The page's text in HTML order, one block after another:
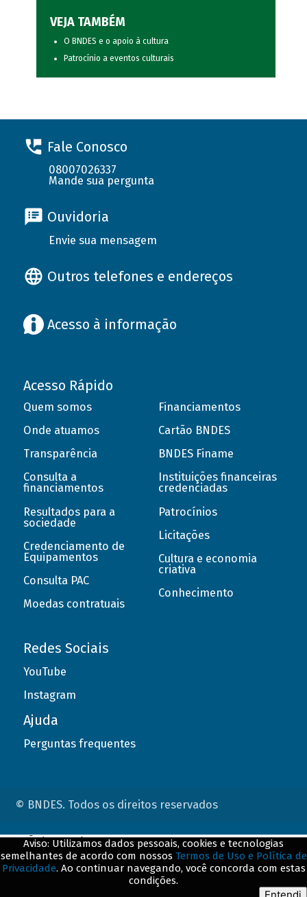
VEJA TAMBÉM
O BNDES e o apoio à cultura
Patrocínio a eventos culturais
Fale Conosco
08007026337
Mande sua pergunta
Ouvidoria
Envie sua mensagem
Outros telefones e endereços
Acesso à informação
Acesso Rápido
Quem somos
Onde atuamos
Transparência
Consulta a
financiamentos
Resultados para a
sociedade
Credenciamento de
Equipamentos
Consulta PAC
Moedas contratuais
Financiamentos
Cartão BNDES
BNDES Finame
Instituições financeiras
credenciadas
Patrocínios
Licitações
Cultura e economia
criativa
Conhecimento
Redes Sociais
YouTube
Instagram
Ajuda
Perguntas frequentes
© BNDES. Todos os direitos reservados
Aviso: Utilizamos dados pessoais, cookies e tecnologias
semelhantes de acordo com nossos Termos de Uso e Política de
Privacidade. Ao continuar navegando, você concorda com estas
condições.
ConteÃºdo complementar
${title}${badge}